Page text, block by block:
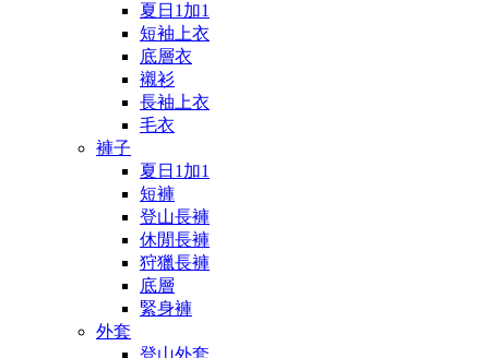
夏日1加1
短袖上衣
底層衣
襯衫
長袖上衣
毛衣
褲子
夏日1加1
短褲
登山長褲
休閒長褲
狩獵長褲
底層
緊身褲
外套
登山外套